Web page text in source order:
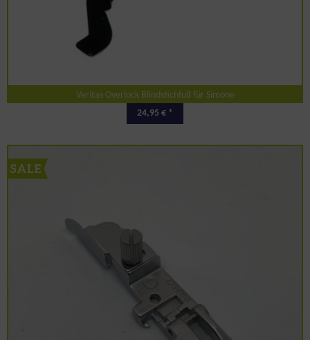
Veritas Overlock Blindstichfuß für Simone
24,95 € *